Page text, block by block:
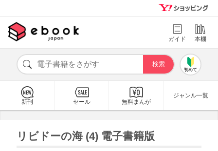
ガイド 本棚
初めて
新刊 セール 無料まんが
ジャンル一覧
リビドーの海 (4) 電子書籍版